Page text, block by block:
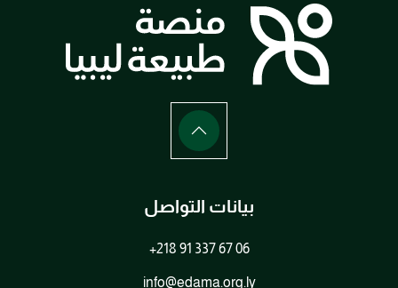
بيانات التواصل
+218 91 337 67 06
info@edama.org.ly